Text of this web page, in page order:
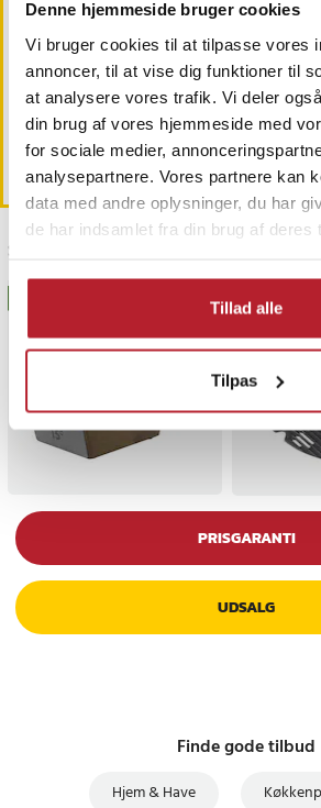
Denne hjemmeside bruger cookies
Vi bruger cookies til at tilpasse vores
annoncer, til at vise dig funktioner til
at analysere vores trafik. Vi deler
din brug af vores hjemmeside med
for sociale medier,
analysepartnere. Vores partnere kan
data med andre oplysninger, du har
de har indsamlet fra din brug af deres
Tillad alle
Tilpas
Bestikkurv til Hotpoint-
opvaskemaskine i
slidstærk PP-plast
Pris :199 kr.
199 kr.
Findes på lager, Leveres i løbet af 1-2 hverdage
Køb
Elkedel 1,7
kalkfilter
slukning /
kedel /
Pris: 149 kr.
149 kr.
Findes
Sidst besøgt
PRISGARANTI
UDSALG
Finde gode tilbud
Hjem & Have